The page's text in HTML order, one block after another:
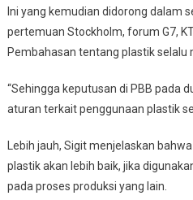
Ini yang kemudian didorong dalam
pertemuan Stockholm, forum G7,
Pembahasan tentang plastik selalu
“Sehingga keputusan di PBB pada
aturan terkait penggunaan plastik
Lebih jauh, Sigit menjelaskan
plastik akan lebih baik, jika
pada proses produksi yang lain.